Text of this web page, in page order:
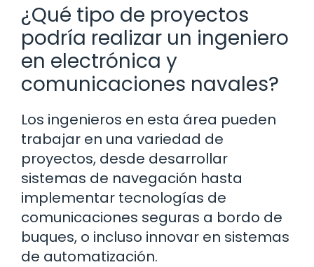
¿Qué tipo de proyectos
podría realizar un ingeniero
en electrónica y
comunicaciones navales?
Los ingenieros en esta área pueden
trabajar en una variedad de
proyectos, desde desarrollar
sistemas de navegación hasta
implementar tecnologías de
comunicaciones seguras a bordo de
buques, o incluso innovar en sistemas
de automatización.